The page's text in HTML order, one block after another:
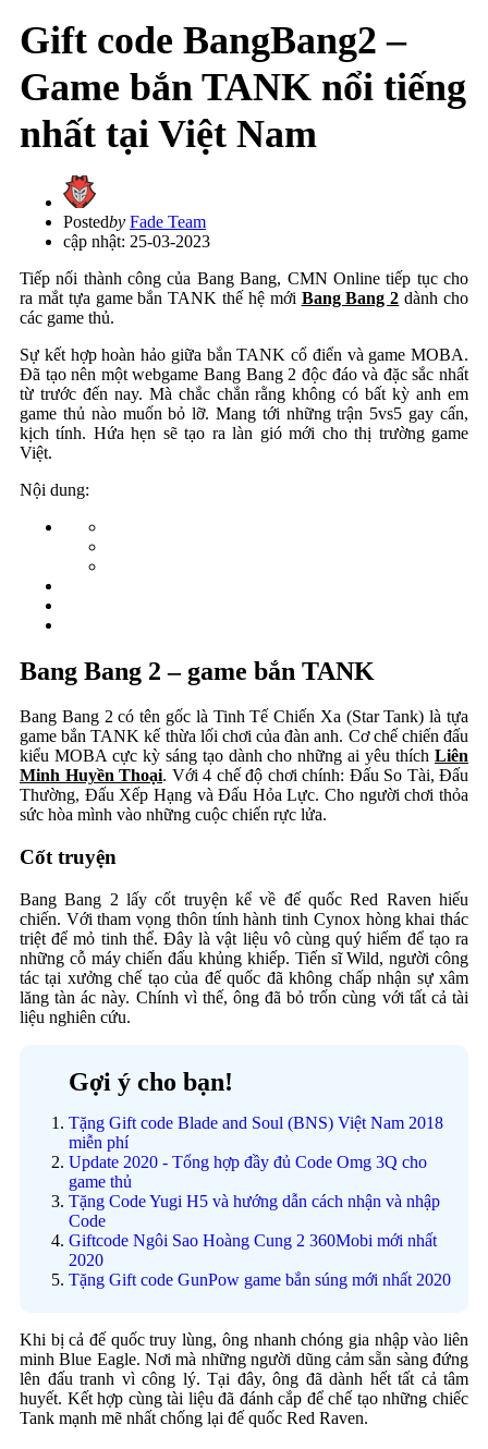
Gift code BangBang2 –
Game bắn TANK nổi tiếng
nhất tại Việt Nam
Postedby Fade Team
cập nhật: 25-03-2023
Tiếp nối thành công của Bang Bang, CMN Online tiếp tục cho
ra mắt tựa game bắn TANK thế hệ mới Bang Bang 2 dành cho
các game thủ.
Sự kết hợp hoàn hảo giữa bắn TANK cổ điển và game MOBA.
Đã tạo nên một webgame Bang Bang 2 độc đáo và đặc sắc nhất
từ trước đến nay. Mà chắc chắn rằng không có bất kỳ anh em
game thủ nào muốn bỏ lỡ. Mang tới những trận 5vs5 gay cấn,
kịch tính. Hứa hẹn sẽ tạo ra làn gió mới cho thị trường game
Việt.
Nội dung:
Bang Bang 2 – game bắn TANK
Bang Bang 2 có tên gốc là Tinh Tế Chiến Xa (Star Tank) là tựa
game bắn TANK kế thừa lối chơi của đàn anh. Cơ chế chiến đấu
kiểu MOBA cực kỳ sáng tạo dành cho những ai yêu thích Liên
Minh Huyền Thoại. Với 4 chế độ chơi chính: Đấu So Tài, Đấu
Thường, Đấu Xếp Hạng và Đấu Hỏa Lực. Cho người chơi thỏa
sức hòa mình vào những cuộc chiến rực lửa.
Cốt truyện
Bang Bang 2 lấy cốt truyện kể về đế quốc Red Raven hiếu
chiến. Với tham vọng thôn tính hành tinh Cynox hòng khai thác
triệt để mỏ tinh thể. Đây là vật liệu vô cùng quý hiếm để tạo ra
những cỗ máy chiến đấu khủng khiếp. Tiến sĩ Wild, người công
tác tại xưởng chế tạo của đế quốc đã không chấp nhận sự xâm
lăng tàn ác này. Chính vì thế, ông đã bỏ trốn cùng với tất cả tài
liệu nghiên cứu.
Gợi ý cho bạn!
Tặng Gift code Blade and Soul (BNS) Việt Nam 2018
miễn phí
Update 2020 - Tổng hợp đầy đủ Code Omg 3Q cho
game thủ
Tặng Code Yugi H5 và hướng dẫn cách nhận và nhập
Code
Giftcode Ngôi Sao Hoàng Cung 2 360Mobi mới nhất
2020
Tặng Gift code GunPow game bắn súng mới nhất 2020
Khi bị cả đế quốc truy lùng, ông nhanh chóng gia nhập vào liên
minh Blue Eagle. Nơi mà những người dũng cảm sẵn sàng đứng
lên đấu tranh vì công lý. Tại đây, ông đã dành hết tất cả tâm
huyết. Kết hợp cùng tài liệu đã đánh cắp để chế tạo những chiếc
Tank mạnh mẽ nhất chống lại đế quốc Red Raven.